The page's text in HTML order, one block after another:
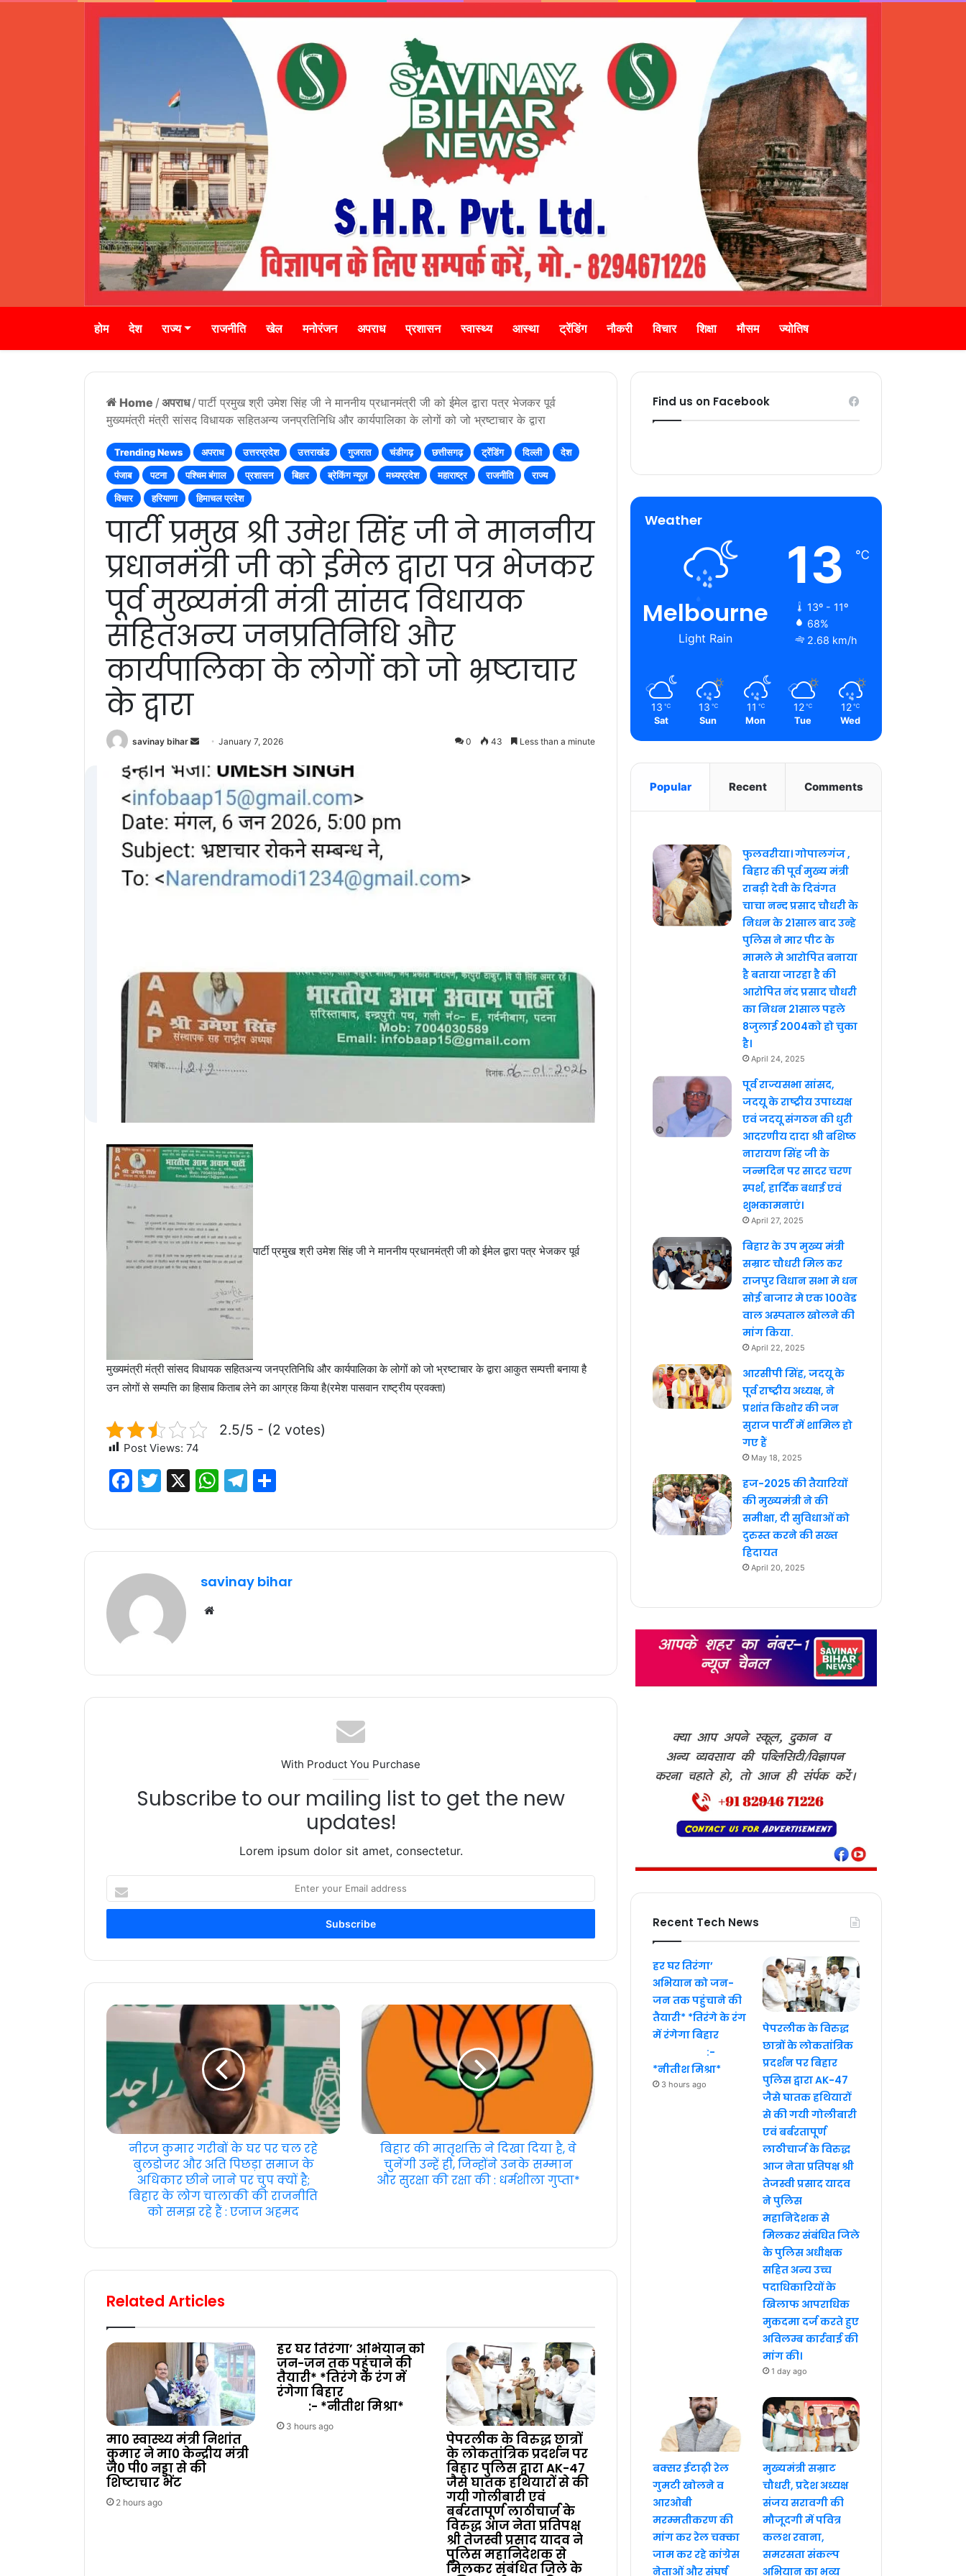
होम देश राज्य राजनीति खेल मनोरंजन अपराध प्रशासन स्वास्थ्य आस्था ट्रेंडिंग नौकरी विचार शिक्षा मौसम ज्योतिष
Home / अपराध / पार्टी प्रमुख श्री उमेश सिंह जी ने माननीय प्रधानमंत्री जी को ईमेल द्वारा पत्र भेजकर पूर्व
मुख्यमंत्री मंत्री सांसद विधायक सहितअन्य जनप्रतिनिधि और कार्यपालिका के लोगों को जो भ्रष्टाचार के द्वारा
Trending News अपराध उत्तरप्रदेश उत्तराखंड गुजरात चंडीगढ़ छत्तीसगढ़ ट्रेंडिंग दिल्ली
देश
पंजाब
पटना पश्चिम बंगाल प्रशासन बिहार ब्रेकिंग न्यूज़ मध्यप्रदेश महाराष्ट्र राजनीति
राज्य
विचार
हरियाणा हिमाचल प्रदेश
पार्टी प्रमुख श्री उमेश सिंह जी ने माननीय
प्रधानमंत्री जी को ईमेल द्वारा पत्र भेजकर
पूर्व मुख्यमंत्री मंत्री सांसद विधायक
सहितअन्य जनप्रतिनिधि और
कार्यपालिका के लोगों को जो भ्रष्टाचार
के द्वारा
savinay bihar
Send
email
January 7, 2026 0 43 Less than a minute
पार्टी प्रमुख श्री उमेश सिंह जी ने माननीय प्रधानमंत्री जी को ईमेल द्वारा पत्र भेजकर पूर्व
मुख्यमंत्री मंत्री सांसद विधायक सहितअन्य जनप्रतिनिधि और कार्यपालिका के लोगों को जो भ्रष्टाचार के द्वारा आकुत सम्पत्ती बनाया है
उन लोगों से सम्पत्ति का हिसाब किताब लेने का आग्रह किया है(रमेश पासवान राष्ट्रीय प्रवक्ता)
2.5/5 - (2 votes)
Post Views: 74
F
c
e
b
o
k
T
it
te
r
X
W
at
s
A
p
T
e
g
ra
m
ar
e
savinay bihar
With Product You Purchase
Subscribe to our mailing list to get the new
updates!
Lorem ipsum dolor sit amet, consectetur.
your
address
नीरज कुमार गरीबों के घर पर चल रहे
बुलडोजर और अति पिछड़ा समाज के
अधिकार छीने जाने पर चुप क्यों है;
बिहार के लोग चालाकी की राजनीति
को समझ रहे हैं : एजाज अहमद
बिहार की मातृशक्ति ने दिखा दिया है, वे
चुनेंगी उन्हें ही, जिन्होंने उनके सम्मान
और सुरक्षा की रक्षा की : धर्मशीला गुप्ता*
Related Articles
मा0 स्वास्थ्य मंत्री निशांत
कुमार ने मा0 केन्द्रीय मंत्री
जे0 पी0 नड्डा से की
शिष्टाचार भेंट
2 hours ago
हर घर तिरंगा’ अभियान को
जन-जन तक पहुंचाने की
तैयारी* *तिरंगे के रंग में
रंगेगा बिहार
:- *नीतीश मिश्रा*
3 hours ago
पेपरलीक के विरुद्ध छात्रों
के लोकतांत्रिक प्रदर्शन पर
बिहार पुलिस द्वारा AK-47
जैसे घातक हथियारों से की
गयी गोलीबारी एवं
बर्बरतापूर्ण लाठीचार्ज के
विरुद्ध आज नेता प्रतिपक्ष
श्री तेजस्वी प्रसाद यादव ने
पुलिस महानिदेशक से
मिलकर संबंधित जिले के
Find us on Facebook
Weather
Melbourne
Light Rain
13 ℃
13º - 11º
68%
2.68 km/h
13 ℃
Sat
13 ℃
Sun
11 ℃
Mon
12 ℃
Tue
12 ℃
Wed
Popular Recent Comments
फुलवरीया। गोपालगंज ,
बिहार की पूर्व मुख्य मंत्री
राबड़ी देवी के दिवंगत
चाचा नन्द प्रसाद चौधरी के
निधन के 21साल बाद उन्हे
पुलिस ने मार पीट के
मामले मे आरोपित बनाया
है बताया जारहा है की
आरोपित नंद प्रसाद चौधरी
का निधन 21साल पहले
8जुलाई 2004को हो चुका
है।
April 24, 2025
पूर्व राज्यसभा सांसद,
जदयू के राष्ट्रीय उपाध्यक्ष
एवं जदयू संगठन की धुरी
आदरणीय दादा श्री बशिष्ठ
नारायण सिंह जी के
जन्मदिन पर सादर चरण
स्पर्श, हार्दिक बधाई एवं
शुभकामनाएं।
April 27, 2025
बिहार के उप मुख्य मंत्री
सम्राट चौधरी मिल कर
राजपुर विधान सभा मे धन
सोई बाजार मे एक 100वेड
वाल अस्पताल खोलने की
मांग किया.
April 22, 2025
आरसीपी सिंह, जदयू के
पूर्व राष्ट्रीय अध्यक्ष, ने
प्रशांत किशोर की जन
सुराज पार्टी में शामिल हो
गए हैं
May 18, 2025
हज-2025 की तैयारियों
की मुख्यमंत्री ने की
समीक्षा, दी सुविधाओं को
दुरुस्त करने की सख्त
हिदायत
April 20, 2025
Recent Tech News
हर घर तिरंगा’
अभियान को जन-
जन तक पहुंचाने की
तैयारी* *तिरंगे के रंग
में रंगेगा बिहार
:-
*नीतीश मिश्रा*
3 hours ago
पेपरलीक के विरुद्ध
छात्रों के लोकतांत्रिक
प्रदर्शन पर बिहार
पुलिस द्वारा AK-47
जैसे घातक हथियारों
से की गयी गोलीबारी
एवं बर्बरतापूर्ण
लाठीचार्ज के विरुद्ध
आज नेता प्रतिपक्ष श्री
तेजस्वी प्रसाद यादव
ने पुलिस
महानिदेशक से
मिलकर संबंधित जिले
के पुलिस अधीक्षक
सहित अन्य उच्च
पदाधिकारियों के
खिलाफ आपराधिक
मुकदमा दर्ज करते हुए
अविलम्ब कार्रवाई की
मांग की।
1 day ago
बक्सर ईटाढ़ी रेल
गुमटी खोलने व
आरओबी
मरम्मतीकरण की
मांग कर रेल चक्का
जाम कर रहे कांग्रेस
नेताओं और संघर्ष
मुख्यमंत्री सम्राट
चौधरी, प्रदेश अध्यक्ष
संजय सरावगी की
मौजूदगी में पवित्र
कलश रवाना,
समरसता संकल्प
अभियान का भव्य